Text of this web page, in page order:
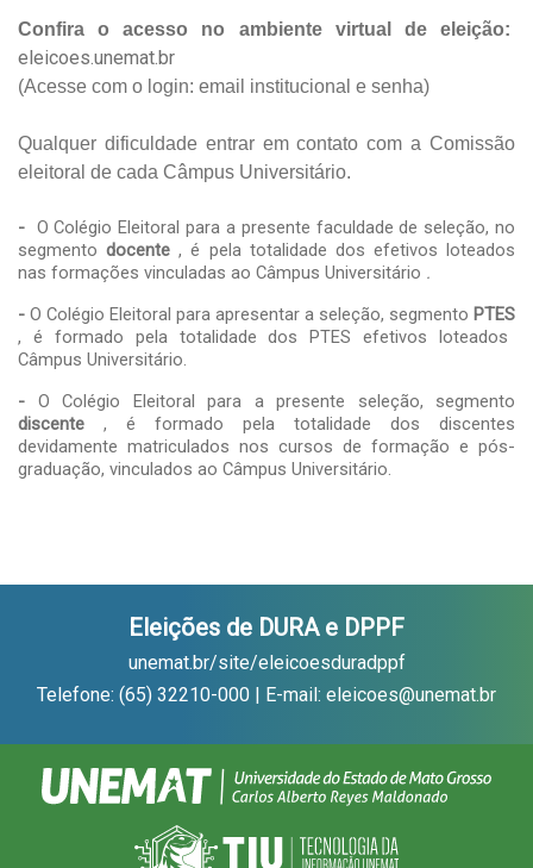
Confira o acesso no ambiente virtual de eleição:
eleicoes.unemat.br
(Acesse com o login: email institucional e senha)
Qualquer dificuldade entrar em contato com a Comissão
eleitoral de cada Câmpus Universitário.
- O Colégio Eleitoral para a presente faculdade de seleção, no
segmentodocente , é pela totalidade dos efetivos loteados
nas formações vinculadas ao Câmpus Universitário .
- O Colégio Eleitoral para apresentar a seleção, segmento PTES
, é formado pela totalidade dos PTES efetivos loteados
Câmpus Universitário.
- O Colégio Eleitoral para a presente seleção, segmento
discente , é formado pela totalidade dos discentes
devidamente matriculados nos cursos de formação e pós-
graduação, vinculados ao Câmpus Universitário.
Eleições de DURA e DPPF
unemat.br/site/eleicoesduradppf
Telefone: (65) 32210-000 | E-mail: eleicoes@unemat.br